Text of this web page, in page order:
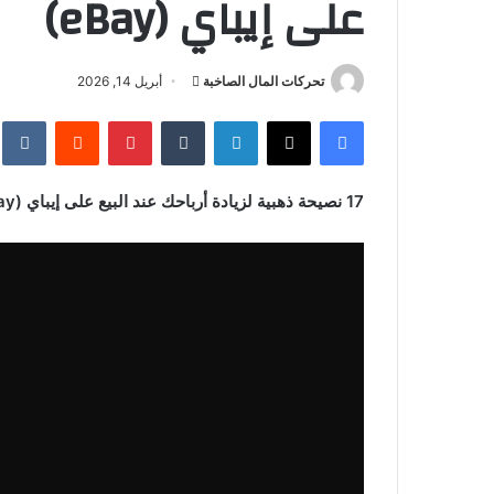
على إيباي (eBay)
تحركات المال الصاخبة
أرسل
إلكترونيا
أبريل 14, 2026
فيسبوك ‫X لينكدإن بينتيريست
17 نصيحة ذهبية لزيادة أرباحك عند البيع على إيباي (eBay)